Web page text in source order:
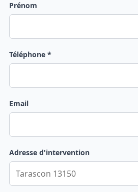
Prénom
Téléphone *
Email
Adresse d'intervention